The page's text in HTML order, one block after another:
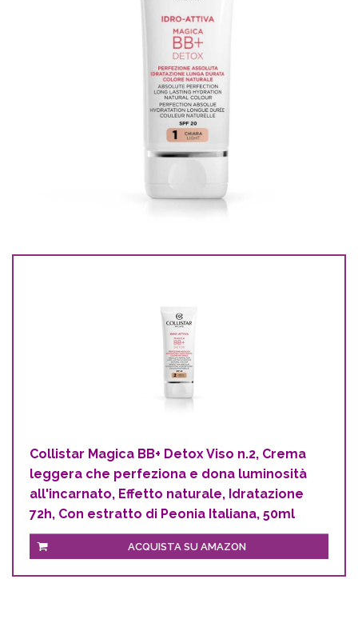
Collistar Magica BB+ Detox Viso n.2, Crema
leggera che perfeziona e dona luminosità
all'incarnato, Effetto naturale, Idratazione
72h, Con estratto di Peonia Italiana, 50ml
ACQUISTA SU AMAZON